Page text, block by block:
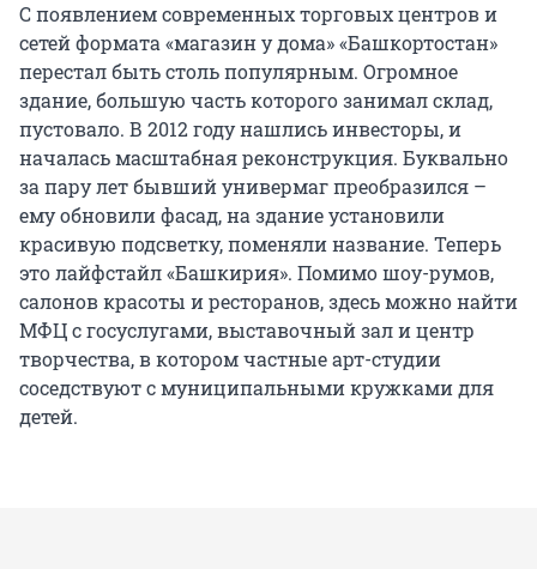
С появлением современных торговых центров и
сетей формата «магазин у дома» «Башкортостан»
перестал быть столь популярным. Огромное
здание, большую часть которого занимал склад,
пустовало. В 2012 году нашлись инвесторы, и
началась масштабная реконструкция. Буквально
за пару лет бывший универмаг преобразился –
ему обновили фасад, на здание установили
красивую подсветку, поменяли название. Теперь
это лайфстайл «Башкирия». Помимо шоу-румов,
салонов красоты и ресторанов, здесь можно найти
МФЦ с госуслугами, выставочный зал и центр
творчества, в котором частные арт-студии
соседствуют с муниципальными кружками для
детей.